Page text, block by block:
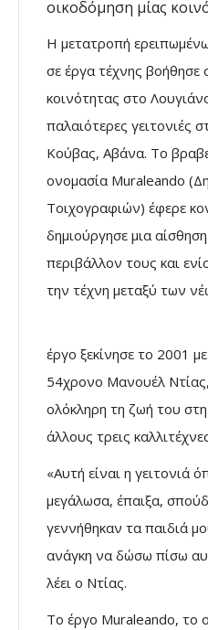
Η μετατροπή
σε έργα τέχνης βοήθησε
κοινότητας στο
παλαιότερες γειτονιές
Κούβας, Αβάνα. Το
ονομασία Muraleando
Τοιχογραφιών) έφερε
δημιούργησε μια
περιβάλλον τους και
την τέχνη μεταξύ των
έργο ξεκίνησε το 2001
54χρονο Μανουέλ Ντίας,
ολόκληρη τη ζωή του στη
άλλους τρεις
«Αυτή είναι η γειτονιά
μεγάλωσα, έπαιξα,
γεννήθηκαν τα παιδιά
ανάγκη να δώσω πίσω
λέει ο Ντίας.
Το έργο Muraleando, το